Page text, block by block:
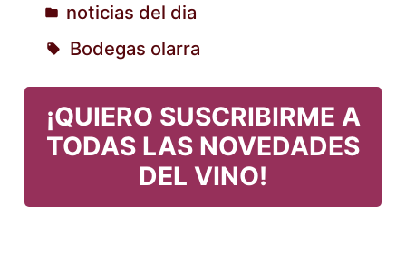
Publicado
en
noticias del dia
Bodegas olarra
¡QUIERO SUSCRIBIRME A
TODAS LAS NOVEDADES
DEL VINO!